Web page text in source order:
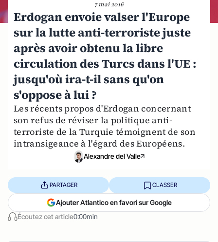
7 mai 2016
Erdogan envoie valser l'Europe
sur la lutte anti-terroriste juste
après avoir obtenu la libre
circulation des Turcs dans l'UE :
jusqu'où ira-t-il sans qu'on
s'oppose à lui ?
Les récents propos d'Erdogan concernant
son refus de réviser la politique anti-
terroriste de la Turquie témoignent de son
intransigeance à l'égard des Européens.
Alexandre del Valle
Écoutez cet article0:00min
PARTAGER CLASSER
Ajouter Atlantico en favori sur Google